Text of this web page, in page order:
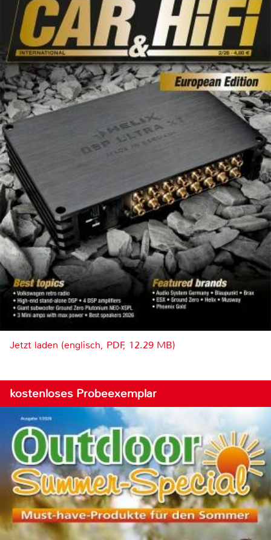
Jetzt laden (englisch, PDF, 12.29 MB)
kostenloses Probeexemplar